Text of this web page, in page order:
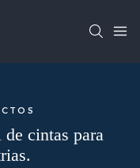
cintas para